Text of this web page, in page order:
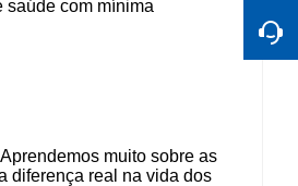
saúde com mínima
muito sobre as
diferença real na vida dos